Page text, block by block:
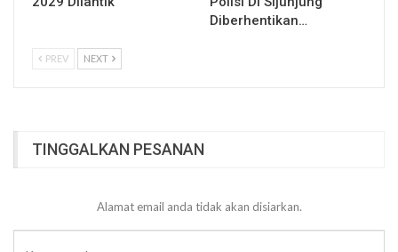
Diberhentikan…
PREV NEXT
TINGGALKAN PESANAN
Alamat email anda tidak akan disiarkan.